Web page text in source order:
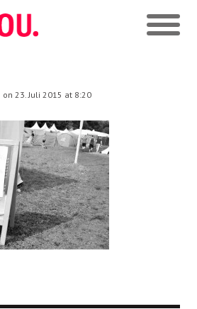
on 23. Juli 2015 at 8:20